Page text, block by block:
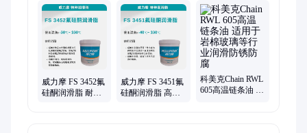
滑脂、无人机润滑脂
威力摩 FS 3452氟
硅酮润滑脂 耐高
威力摩 FS 3451氟
硅酮润滑脂 高温
科美克Chain RWL
605高温链条油 适